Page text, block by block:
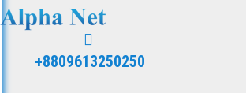
+8809613250250